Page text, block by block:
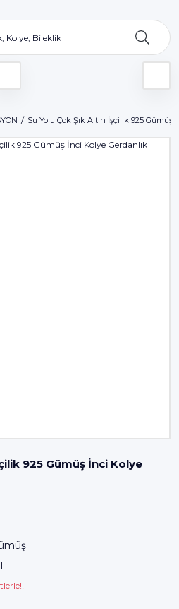
Su Yolu Çok Şık Altın İşçilik 925 Gümüş
925 Gümüş İnci Kolye